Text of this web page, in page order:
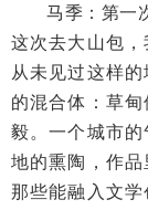
马季：第一
这次去大山包，
从未见过这样
的混合体：草
毅。一个城市
地的熏陶，作
那些能融入文